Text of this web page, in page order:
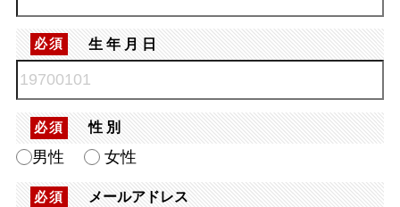
必須 生年月日
必須 性別
男性 女性
必須 メールアドレス